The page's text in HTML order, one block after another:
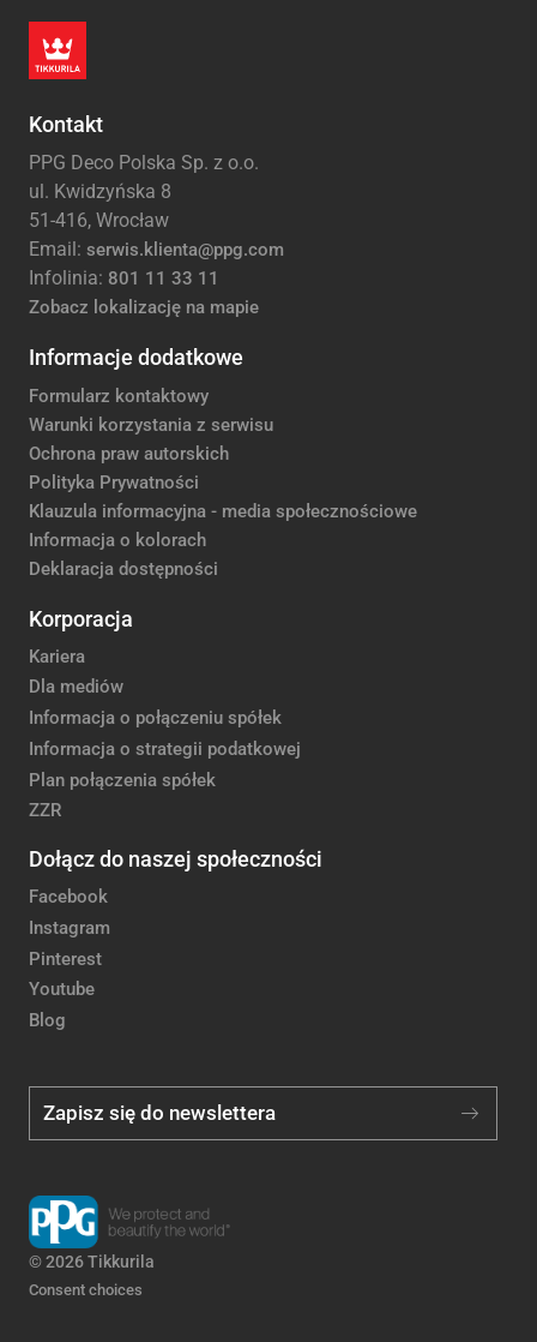
Kontakt
PPG Deco Polska Sp. z o.o.
ul. Kwidzyńska 8
51-416, Wrocław
Email: serwis.klienta@ppg.com
Infolinia: 801 11 33 11
Zobacz lokalizację na mapie
Informacje dodatkowe
Formularz kontaktowy
Warunki korzystania z serwisu
Ochrona praw autorskich
Polityka Prywatności
Klauzula informacyjna - media społecznościowe
Informacja o kolorach
Deklaracja dostępności
Korporacja
Kariera
Dla mediów
Informacja o połączeniu spółek
Informacja o strategii podatkowej
Plan połączenia spółek
ZZR
Dołącz do naszej społeczności
Facebook
Instagram
Pinterest
Youtube
Blog
Zapisz się do newslettera
© 2026 Tikkurila
Consent choices